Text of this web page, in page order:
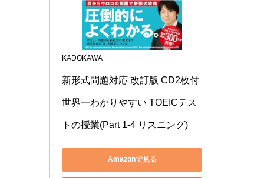
KADOKAWA
新形式問題対応 改訂版 CD2枚付
世界一わかりやすい TOEICテス
トの授業(Part 1‐4 リスニング)
Amazonで見る